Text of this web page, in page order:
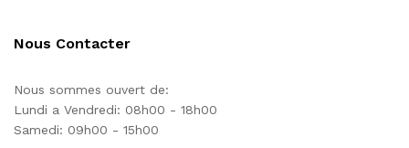
Nous Contacter
Nous sommes ouvert de:
Lundi a Vendredi: 08h00 - 18h00
Samedi: 09h00 - 15h00